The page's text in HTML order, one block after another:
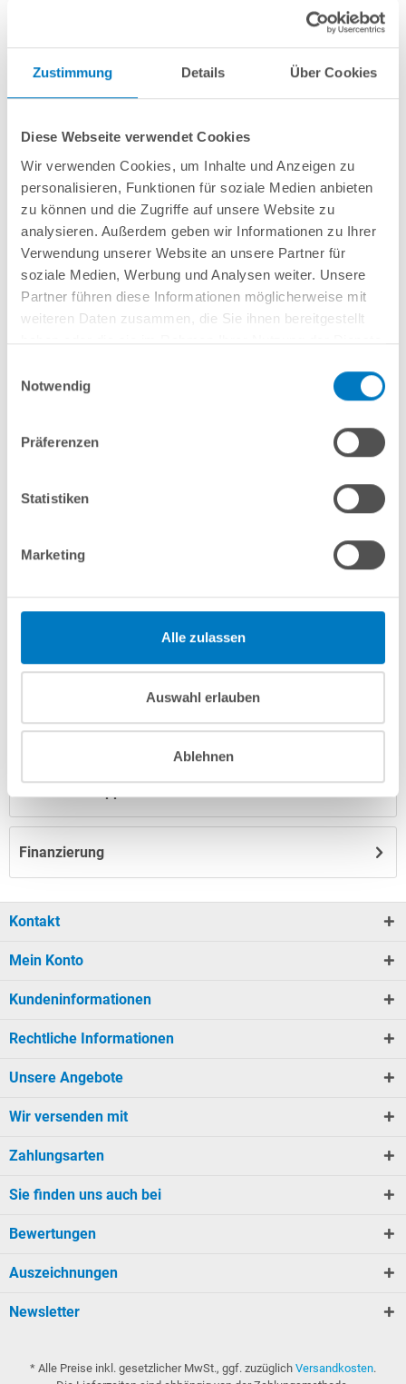
Zustimmung Details Über Cookies
Diese Webseite verwendet Cookies
Wir verwenden Cookies, um Inhalte und Anzeigen zu
personalisieren, Funktionen für soziale Medien anbieten
zu können und die Zugriffe auf unsere Website zu
analysieren. Außerdem geben wir Informationen zu Ihrer
Verwendung unserer Website an unsere Partner für
soziale Medien, Werbung und Analysen weiter. Unsere
Partner führen diese Informationen möglicherweise mit
weiteren Daten zusammen, die Sie ihnen bereitgestellt
Notwendig
Präferenzen
Statistiken
Marketing
Alle zulassen
Auswahl erlauben
Ablehnen
UVP:1.649,00 € *
Inhalt:18 Laufende(r) Meter (66,61 € * / 1 Laufende(r) Meter)
inkl. gesetzlicher MwSt.zzgl. Versandkosten; ab 99,- frachtfrei
Versandkostenfreie Lieferung!
Lieferung in ca. 2-5 Arbeitstagen
(sobald wieder verfügbar)
Schon ab 35,82 € monatlichfinanzieren
Weitere Informationen
Made in Italy.
Mit poriger Oberfläche und ausgeprägter, eleganter Schwallkante.
Vergleichen
Fragen? Wir helfen Ihnen gerne weiter:
Produktbeschreibung
Finanzierung
Kontakt
Mein Konto
Kundeninformationen
Rechtliche Informationen
Unsere Angebote
Wir versenden mit
Zahlungsarten
Sie finden uns auch bei
Bewertungen
Auszeichnungen
Newsletter
* Alle Preise inkl. gesetzlicher MwSt., ggf. zuzüglich Versandkosten.